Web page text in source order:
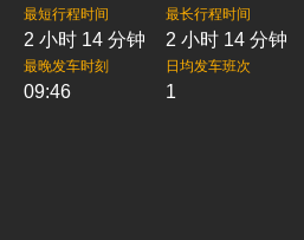
最短行程时间
2 小时 14 分钟
最长行程时间
2 小时 14 分钟
最晚发车时刻
09:46
日均发车班次
1